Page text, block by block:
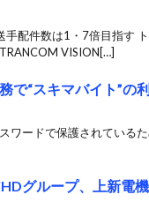
手配件数は1・7倍目指す
VISION[…]
で“スキマバイト”の
ワードで保護されている
グループ、上新電